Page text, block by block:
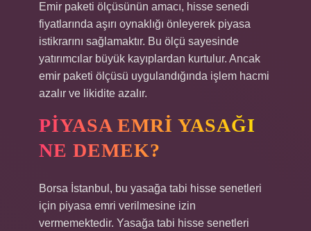
Emir paketi ölçüsünün amacı, hisse senedi
fiyatlarında aşırı oynaklığı önleyerek piyasa
istikrarını sağlamaktır. Bu ölçü sayesinde
yatırımcılar büyük kayıplardan kurtulur. Ancak
emir paketi ölçüsü uygulandığında işlem hacmi
azalır ve likidite azalır.
PIYASA EMRI YASAĞI
NE DEMEK?
Borsa İstanbul, bu yasağa tabi hisse senetleri
için piyasa emri verilmesine izin
vermemektedir. Yasağa tabi hisse senetleri